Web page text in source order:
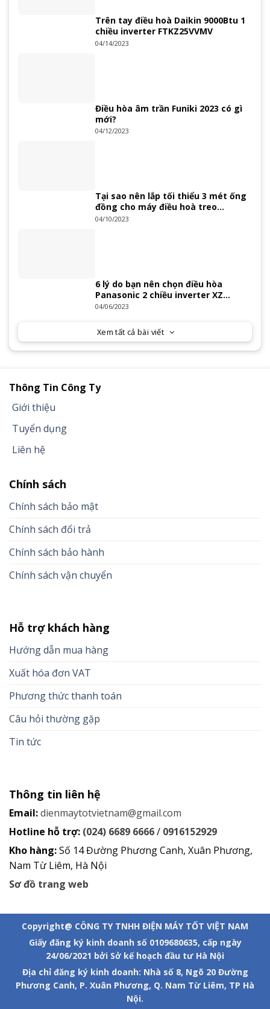
Trên tay điều hoà Daikin 9000Btu 1
chiều inverter FTKZ25VVMV
04/14/2023
Điều hòa âm trần Funiki 2023 có gì
mới?
04/12/2023
Tại sao nên lắp tối thiểu 3 mét ống
đồng cho máy điều hoà treo
tường?
04/10/2023
6 lý do bạn nên chọn điều hòa
Panasonic 2 chiều inverter XZ
Series 2023
04/06/2023
Xem tất cả bài viết
Thông Tin Công Ty
Giới thiệu
Tuyển dụng
Liên hệ
Chính sách
Chính sách bảo mật
Chính sách đổi trả
Chính sách bảo hành
Chính sách vận chuyển
Hỗ trợ khách hàng
Hướng dẫn mua hàng
Xuất hóa đơn VAT
Phương thức thanh toán
Câu hỏi thường gặp
Tin tức
Thông tin liên hệ
Email:dienmaytotvietnam@gmail.com
Hotline hỗ trợ: (024) 6689 6666/ 0916152929
Kho hàng:Số 14 Đường Phương Canh, Xuân Phương,
Nam Từ Liêm, Hà Nội
Sơ đồ trang web
Copyright@ CÔNG TY TNHH ĐIỆN MÁY TỐT VIỆT NAM
Giấy đăng ký kinh doanh số 0109680635, cấp ngày
24/06/2021 bởi Sở kế hoạch đầu tư Hà Nội
Địa chỉ đăng ký kinh doanh: Nhà số 8, Ngõ 20 Đường
Phương Canh, P. Xuân Phương, Q. Nam Từ Liêm, TP Hà
Nội.